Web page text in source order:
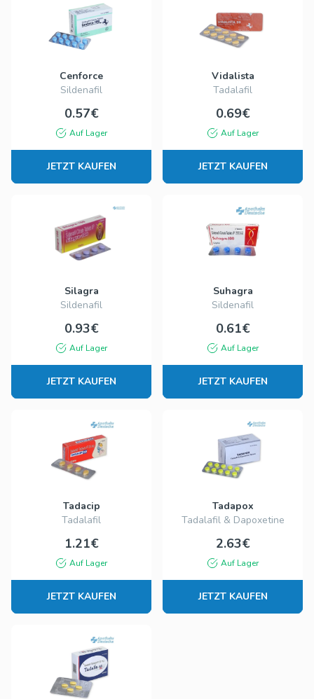
Cenforce
Sildenafil
0.57€
Auf Lager
JETZT KAUFEN
Vidalista
Tadalafil
0.69€
Auf Lager
JETZT KAUFEN
Silagra
Sildenafil
0.93€
Auf Lager
JETZT KAUFEN
Suhagra
Sildenafil
0.61€
Auf Lager
JETZT KAUFEN
Tadacip
Tadalafil
1.21€
Auf Lager
JETZT KAUFEN
Tadapox
Tadalafil & Dapoxetine
2.63€
Auf Lager
JETZT KAUFEN